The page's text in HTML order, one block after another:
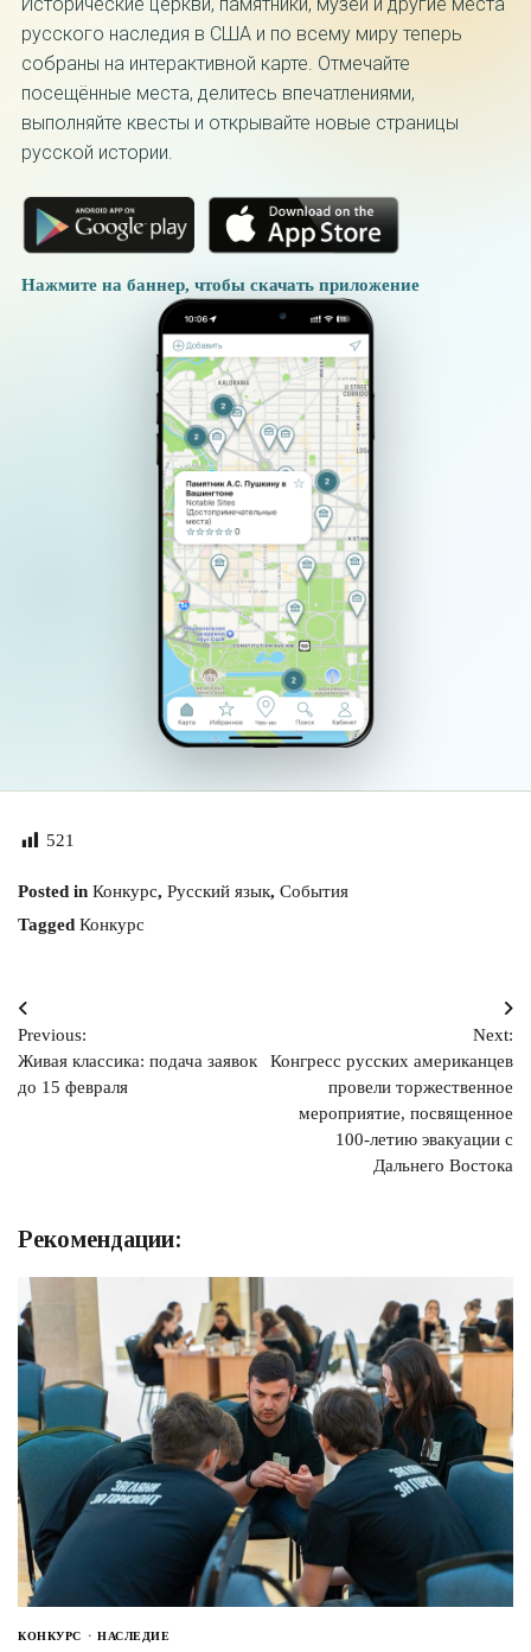
Исторические церкви, памятники, музеи и другие места
русского наследия в США и по всему миру теперь
собраны на интерактивной карте. Отмечайте
посещённые места, делитесь впечатлениями,
выполняйте квесты и открывайте новые страницы
русской истории.
Нажмите на баннер, чтобы скачать приложение
521
Posted in Конкурс, Русский язык, События
Tagged Конкурс
Навигация
по
записям
Previous:
Живая классика: подача заявок
до 15 февраля
Next:
Конгресс русских американцев
провели торжественное
мероприятие, посвященное
100-летию эвакуации с
Дальнего Востока
Рекомендации:
КОНКУРС НАСЛЕДИЕ